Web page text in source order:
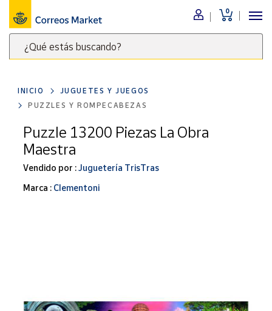
0
¿Qué estás buscando?
clave
para
buscar
productos
Correos
Market
Menú
Nuestro
catálogo
Alimentación
Ocio y cultura
Juguetes y
juegos
Libros y
Oficina y
INICIO
JUGUETES Y JUEGOS
PUZZLES Y ROMPECABEZAS
Puzzle 13200 Piezas La Obra
Maestra
Vendido por :Juguetería TrisTras
Marca : Clementoni